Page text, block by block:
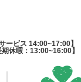
ービス 14:00~17:00】
休暇：13:00~16:00】